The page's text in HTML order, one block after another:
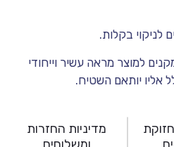
למוצר מראה עשיר וייחודי
אליו יותאם השטיח.
מדיניות החזרות